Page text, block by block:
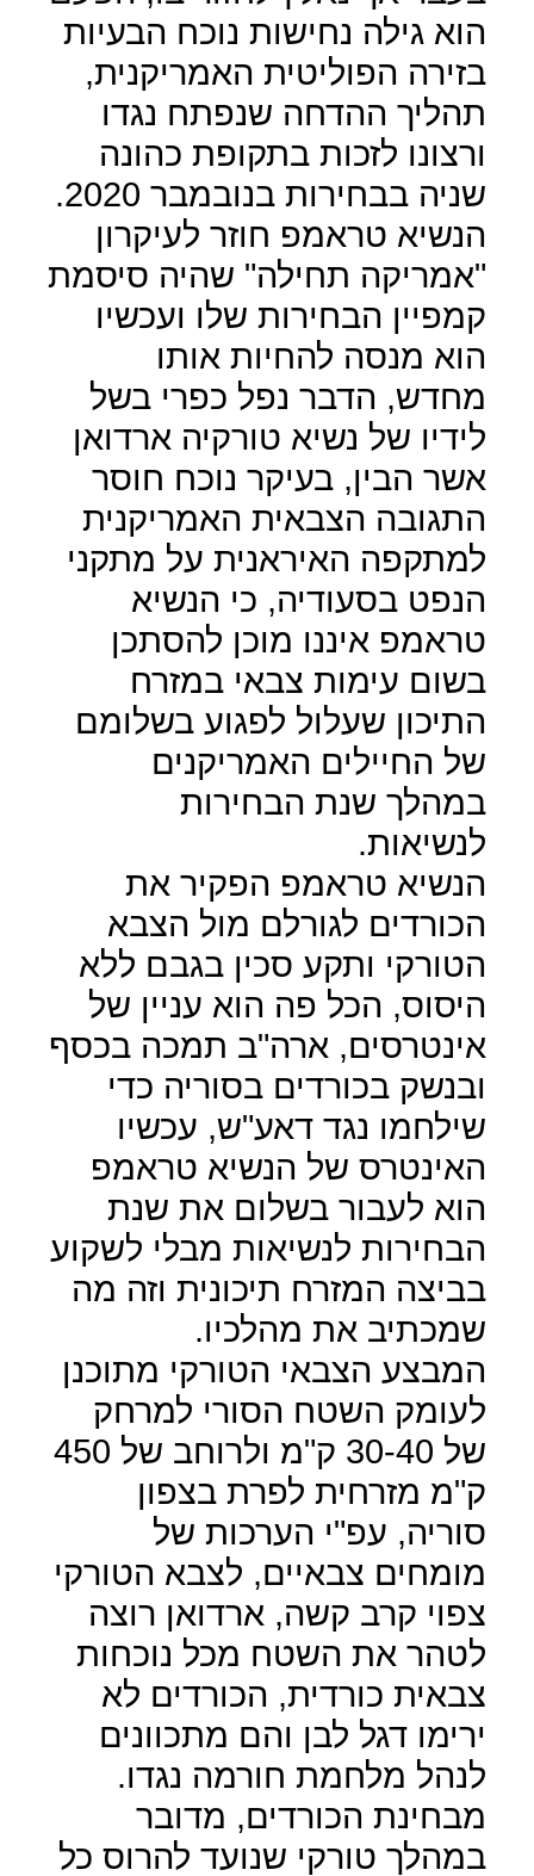
הוא גילה נחישות נוכח הבעיות
בזירה הפוליטית האמריקנית,
תהליך ההדחה שנפתח נגדו
ורצונו לזכות בתקופת כהונה
שניה בבחירות בנובמבר 2020.
הנשיא טראמפ חוזר לעיקרון
"אמריקה תחילה" שהיה סיסמת
קמפיין הבחירות שלו ועכשיו
הוא מנסה להחיות אותו
מחדש, הדבר נפל כפרי בשל
לידיו של נשיא טורקיה ארדואן
אשר הבין, בעיקר נוכח חוסר
התגובה הצבאית האמריקנית
למתקפה האיראנית על מתקני
הנפט בסעודיה, כי הנשיא
טראמפ איננו מוכן להסתכן
בשום עימות צבאי במזרח
התיכון שעלול לפגוע בשלומם
של החיילים האמריקנים
במהלך שנת הבחירות
לנשיאות.
הנשיא טראמפ הפקיר את
הכורדים לגורלם מול הצבא
הטורקי ותקע סכין בגבם ללא
היסוס, הכל פה הוא עניין של
אינטרסים, ארה"ב תמכה בכסף
ובנשק בכורדים בסוריה כדי
שילחמו נגד דאע"ש, עכשיו
האינטרס של הנשיא טראמפ
הוא לעבור בשלום את שנת
הבחירות לנשיאות מבלי לשקוע
בביצה המזרח תיכונית וזה מה
שמכתיב את מהלכיו.
המבצע הצבאי הטורקי מתוכנן
לעומק השטח הסורי למרחק
של 30-40 ק"מ ולרוחב של 450
ק"מ מזרחית לפרת בצפון
סוריה, עפ"י הערכות של
מומחים צבאיים, לצבא הטורקי
צפוי קרב קשה, ארדואן רוצה
לטהר את השטח מכל נוכחות
צבאית כורדית, הכורדים לא
ירימו דגל לבן והם מתכוונים
לנהל מלחמת חורמה נגדו.
מבחינת הכורדים, מדובר
במהלך טורקי שנועד להרוס כל